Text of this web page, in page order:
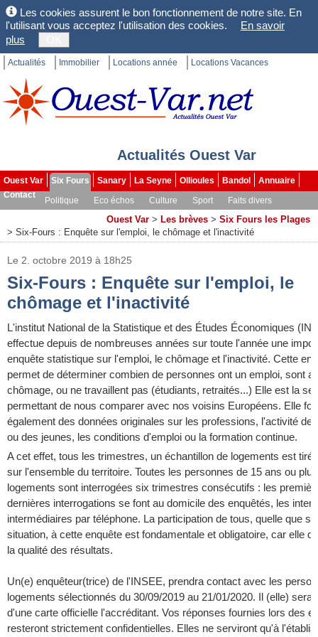
Les cookies assurent le bon fonctionnement de notre site. En
l'utilisant vous acceptez l'utilisation des cookies.
En savoir
plus
Actualités Immobilier Locations année Locations Vacances
Actualités Ouest Var
Ouest Var Six Fours Sanary La Seyne Ollioules Bandol
Annuaire
Contact
Politique Eco échos Culture Sport
Faits divers
Ouest Var > Les brèves > Six Fours les Plages
> Six-Fours : Enquête sur l'emploi, le chômage et l'inactivité
Le 2. octobre 2019 à 18h25
Six-Fours : Enquête sur l'emploi, le
chômage et l'inactivité
L'institut National de la Statistique et des Études Économiques
effectue depuis de nombreuses années sur toute l'année une
enquête statistique sur l'emploi, le chômage et l'inactivité. Cette
permet de déterminer combien de personnes ont un emploi, sont
chômage, ou ne travaillent pas (étudiants, retraités...) Elle est la
permettant de nous comparer avec nos voisins Européens. Elle
également des données originales sur les professions, l'activité
ou des jeunes, les conditions d'emploi ou la formation continue.
A cet effet, tous les trimestres, un échantillon de logements est tiré
sur l'ensemble du territoire. Toutes les personnes de 15 ans ou
logements sont interrogées six trimestres consécutifs : les
dernières interrogations se font au domicile des enquêtés, les
intermédiaires par téléphone. La participation de tous, quelle que
situation, à cette enquête est fondamentale et obligatoire, car elle
la qualité des résultats.
Un(e) enquêteur(trice) de l'INSEE, prendra contact avec les
logements sélectionnés du 30/09/2019 au 21/01/2020. Il (elle) sera
d'une carte officielle l'accréditant. Vos réponses fournies lors des
resteront strictement confidentielles. Elles ne serviront qu'à